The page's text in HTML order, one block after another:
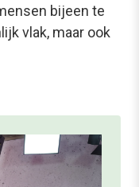
bijeen te
vlak, maar ook